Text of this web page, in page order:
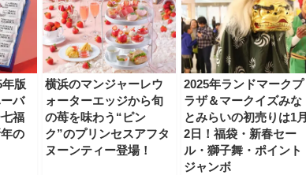
版
バ
福
の
横浜のマンジャーレウ
ォーターエッジから旬
の苺を味わう“ピン
ク”のプリンセスアフタ
ヌーンティー登場！
2025年ランドマークプ
ラザ＆マークイズみな
とみらいの初売りは1月
2日！福袋・新春セー
ル・獅子舞・ポイント
ジャンボ